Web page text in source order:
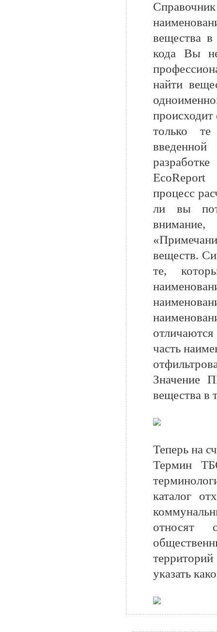
вещества в
кода Вы
найти
происходит
только те
EcoReport
процесс
ли вы
веществ.
те,
часть
Значение
вещества в
Теперь на
Термин
каталог
относят
указать